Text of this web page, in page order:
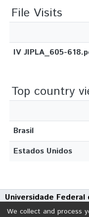
File Visits
IV JIPLA_605-
Top country
Brasil
Estados Unidos
Universidade
We collect and process